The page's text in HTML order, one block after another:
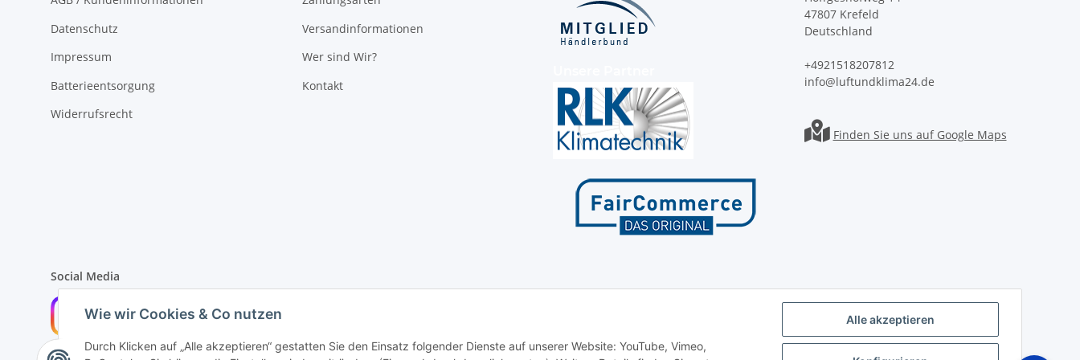
Alle akzeptieren
Wie wir Cookies & Co nutzen
Durch Klicken auf „Alle akzeptieren“ gestatten Sie den Einsatz folgender Dienste auf unserer Website: YouTube, Vimeo,
Datenschutz
Impressum
Batterieentsorgung
Widerrufsrecht
Versandinformationen
Wer sind Wir?
Kontakt
47807 Krefeld
Deutschland
+4921518207812
info@luftundklima24.de
Finden Sie uns auf Google Maps
Social Media